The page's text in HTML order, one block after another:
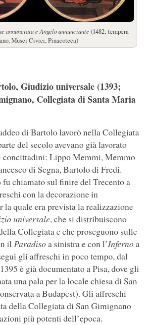
annunciata e Angelo annunciante (1482; tempera
Musei Civici, Pinacoteca)
Giudizio universale (1393;
Collegiata di Santa Maria
di Bartolo lavorò nella Collegiata
del secolo avevano già lavorato
Lippo Memmi, Memmo
di Segna, Bartolo di Fredi.
chiamato sul finire del Trecento a
con la decorazione in
la quale era prevista la realizzazione
universale, che si distribuiscono
Collegiata e che proseguono sulle
ilParadisoa sinistra e con l’Infernoa
gli affreschi in poco tempo, dal
è già documentato a Pisa, dove gli
una pala per la locale chiesa di San
a Budapest). Gli affreschi
della Collegiata di San Gimignano
più potenti dell’epoca.